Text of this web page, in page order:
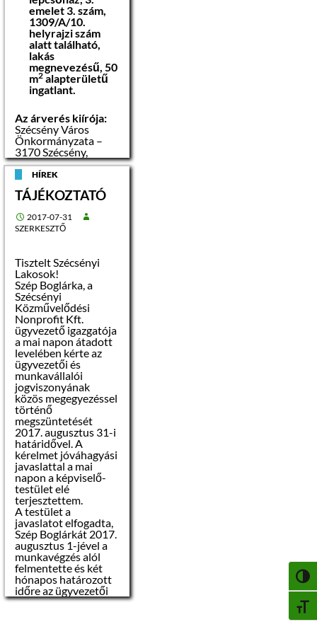
széles karimájú
kalapot és
napszemüveget.
Rendszeresen
fogyasszon
folyadékot, ne
várja meg, míg
szomjas lesz! Ne
alkoholos és magas
cukortartalmú és
koffein tartalmú ital!
Pótolja az izzadással
elvesztett sót is! A
nélkül veszélyes
lehet!
Ne feledje: az
alkoholos és cukros
italok vizet vonnak el
a szervezetből,
fokozzák a
szomjúságot, a
koffein vízhajtó
hatású!
Ha rendszeresen
szed gyógyszert,
kérdezze meg
kezelőorvosát,
hogyan
befolyásolják a
gyógyszerek a
folyadék
szükségletet.
A lázas betegekre
különösen oda kell
figyelni! Fokozattan
ügyeljünk a lázas
gyermekek
folyadékpótlására!
Ellenőrizze
testhőmérséklet
ét!Fontos tudni,
ha a
emelet 3. szám,
1309/A/10.
helyrajzi szám
alatt található,
lakás
megnevezésű, 50
m2 alapterületű
ingatlant.
Az árverés kiírója:
Szécsény Város
Önkormányzata –
3170 Szécsény,
Rákóczi út 84.
Az árverési
hirdetmény
kifüggesztésének
napja:
Az árverési
hirdetmény
levételének
napja:
augusztus 11.
Az árverés napja:
2017. augusztus 14.
(hétfő) de.1000óra
Az árverés helye:
Szécsényi Közös
Önkormányzati
Hivatal (3170
Szécsény, Rákóczi út
84.) Haynald Lajos
kistanácskozó terme
Ajánlattevők köre:
– magánszemély
– jogi személy
– jogi személyiséggel
nem rendelkező
HÍREK
TÁJÉKOZTATÓ
2017-07-31
SZERKESZTŐ
Tisztelt Szécsényi
Lakosok!
Szép Boglárka, a
Szécsényi
Közművelődési
Nonprofit Kft.
ügyvezető igazgatója
a mai napon átadott
levelében kérte az
ügyvezetői és
munkavállalói
jogviszonyának
közös megegyezéssel
történő
megszüntetését
2017. augusztus 31-i
határidővel. A
kérelmet jóváhagyási
javaslattal a mai
napon a képviselő-
testület elé
terjesztettem.
A testület a
javaslatot elfogadta,
Szép Boglárkát 2017.
augusztus 1-jével a
munkavégzés alól
felmentette és két
hónapos határozott
időre az ügyvezetői
feladatok ellátásával